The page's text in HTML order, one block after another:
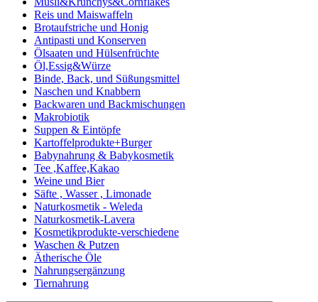
Reis und Maiswaffeln
Brotaufstriche und Honig
Antipasti und Konserven
Ölsaaten und Hülsenfrüchte
Öl,Essig&Würze
Binde, Back, und Süßungsmittel
Naschen und Knabbern
Backwaren und Backmischungen
Makrobiotik
Suppen & Eintöpfe
Kartoffelprodukte+Burger
Babynahrung & Babykosmetik
Tee ,Kaffee,Kakao
Weine und Bier
Säfte , Wasser , Limonade
Naturkosmetik - Weleda
Naturkosmetik-Lavera
Kosmetikprodukte-verschiedene
Waschen & Putzen
Ätherische Öle
Nahrungsergänzung
Tiernahrung